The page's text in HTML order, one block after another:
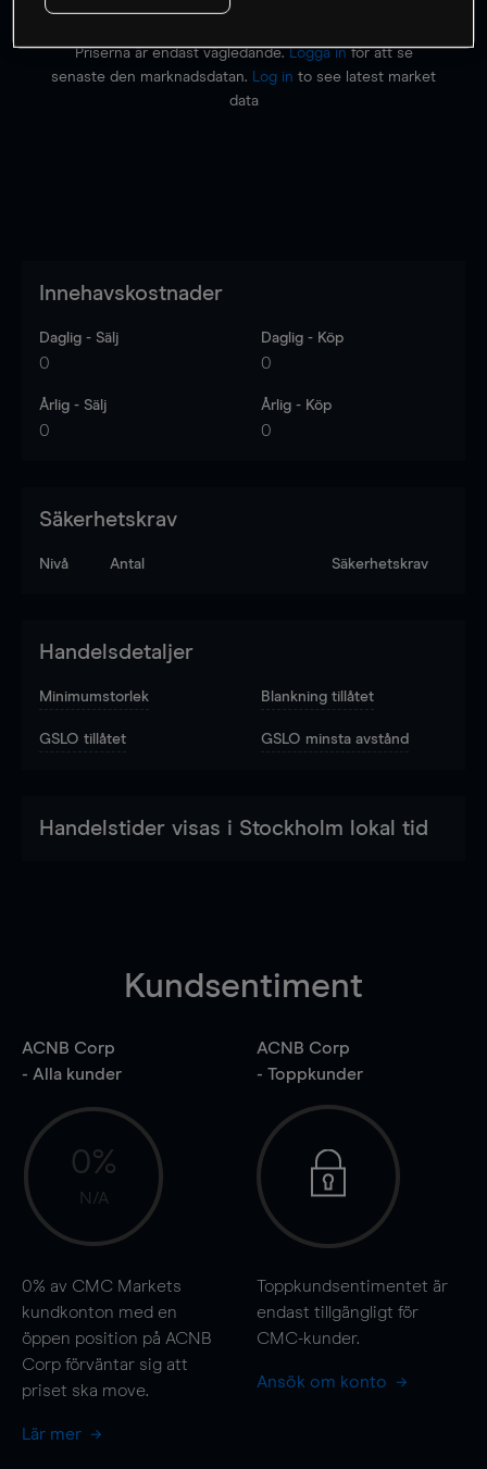
Priserna är endast vägledande.Logga inför att se
senaste den marknadsdatan.
Log in to see latest market
data
Innehavskostnader
Daglig - Sälj
0
Daglig - Köp
0
Årlig - Sälj
0
Årlig - Köp
0
Säkerhetskrav
Nivå Antal Säkerhetskrav
Handelsdetaljer
Minimumstorlek Blankning tillåtet
GSLO tillåtet GSLO minsta avstånd
Handelstider visas i Stockholm lokal tid
Kundsentiment
ACNB Corp
- Alla kunder
0%
N/A
0% av CMC Markets
kundkonton med en
öppen position på ACNB
Corp förväntar sig att
priset ska move.
Lär mer
ACNB Corp
- Toppkunder
Toppkundsentimentet är
endast tillgängligt för
CMC-kunder.
Ansök om konto